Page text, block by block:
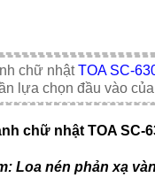
chữ nhậtTOA SC-
lựa chọn đầu vào
chữ nhật TOA SC-
Loa nén phản xạ